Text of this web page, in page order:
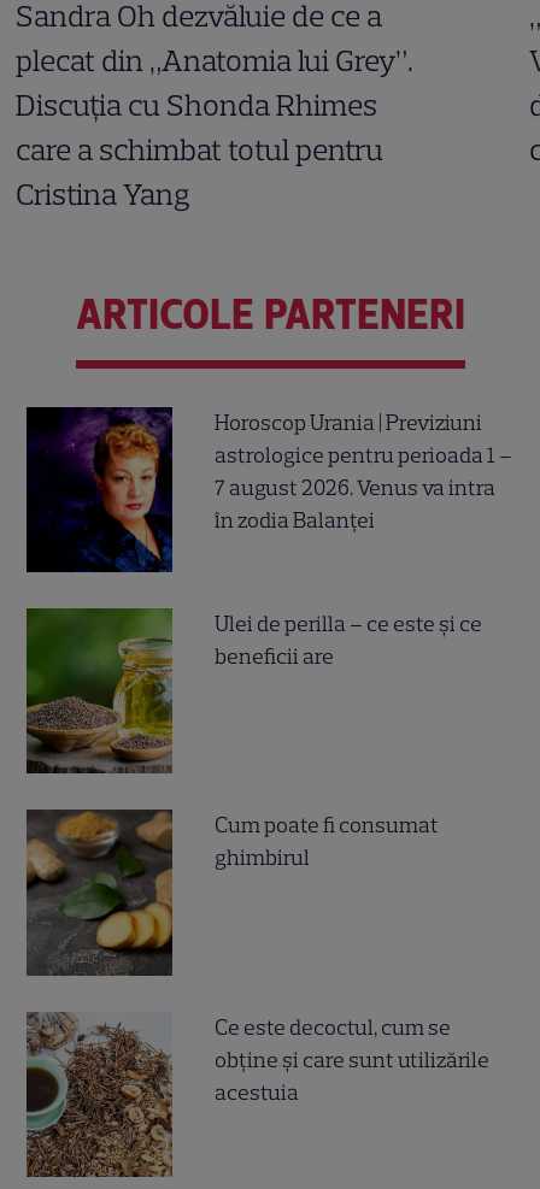
Sandra Oh dezvăluie de ce a
plecat din „Anatomia lui Grey”.
Discuția cu Shonda Rhimes
care a schimbat totul pentru
Cristina Yang
ARTICOLE PARTENERI
Horoscop Urania | Previziuni
astrologice pentru perioada 1 –
7 august 2026. Venus va intra
în zodia Balanței
Ulei de perilla – ce este și ce
beneficii are
Cum poate fi consumat
ghimbirul
Ce este decoctul, cum se
obţine şi care sunt utilizările
acestuia